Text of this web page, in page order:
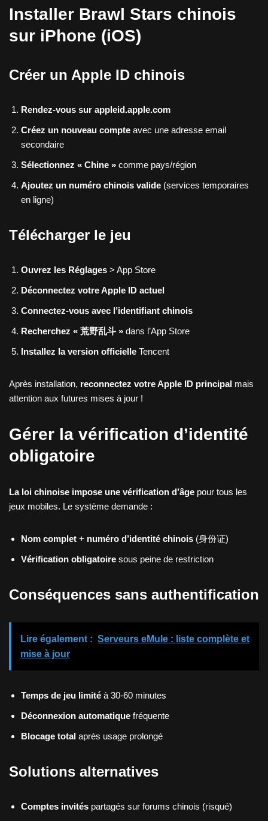
Installer Brawl Stars chinois
sur iPhone (iOS)
Créer un Apple ID chinois
Rendez-vous sur appleid.apple.com
Créez un nouveau compte avec une adresse email
secondaire
Sélectionnez « Chine » comme pays/région
Ajoutez un numéro chinois valide (services temporaires
en ligne)
Télécharger le jeu
Ouvrez les Réglages > App Store
Déconnectez votre Apple ID actuel
Connectez-vous avec l’identifiant chinois
Recherchez « 荒野乱斗 » dans l’App Store
Installez la version officielle Tencent
Après installation, reconnectez votre Apple ID principal mais
attention aux futures mises à jour !
Gérer la vérification d’identité
obligatoire
La loi chinoise impose une vérification d’âge pour tous les
jeux mobiles. Le système demande :
Nom complet + numéro d’identité chinois (身份证)
Vérification obligatoire sous peine de restriction
Conséquences sans authentification
Lire également : Serveurs eMule : liste complète et
mise à jour
Temps de jeu limité à 30-60 minutes
Déconnexion automatique fréquente
Blocage total après usage prolongé
Solutions alternatives
Comptes invités partagés sur forums chinois (risqué)